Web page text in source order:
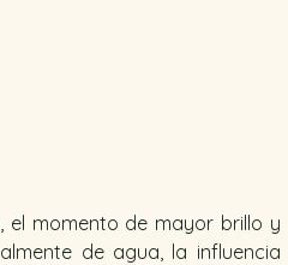
el momento de mayor brillo y
de agua, la influencia